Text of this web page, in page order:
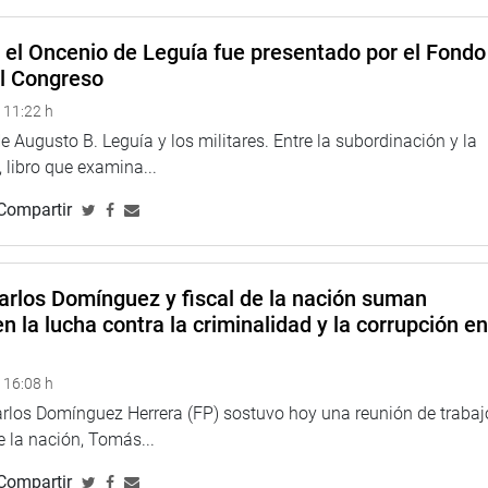
nuevamente a un hospital, solo se confirmó su fallecimiento,
las conclusiones de la audiencia serán elevadas a las
nuevas acciones de control político orientadas a
además que hasta el momento no se ha realizado
mantiene el reclamo ciudadano por una investigación
Oncenio de Leguía fue presentado por el Fondo
Congreso
h
Augusto B. Leguía y los militares. Entre la subordinación y la
libro que examina...
Domínguez y fiscal de la nación suman
la lucha contra la criminalidad y la corrupción en
h
Domínguez Herrera (FP) sostuvo hoy una reunión de
la nación, Tomás...